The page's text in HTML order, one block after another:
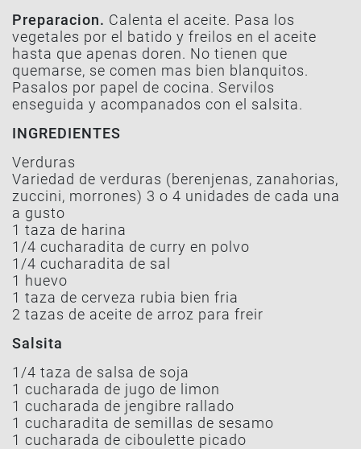
Preparacion. Calenta el aceite. Pasa los
vegetales por el batido y freilos en el aceite
hasta que apenas doren. No tienen que
quemarse, se comen mas bien blanquitos.
Pasalos por papel de cocina. Servilos
enseguida y acompanados con el salsita.
INGREDIENTES
Verduras
Variedad de verduras (berenjenas, zanahorias,
zuccini, morrones) 3 o 4 unidades de cada una
a gusto
1 taza de harina
1/4 cucharadita de curry en polvo
1/4 cucharadita de sal
1 huevo
1 taza de cerveza rubia bien fria
2 tazas de aceite de arroz para freir
Salsita
1/4 taza de salsa de soja
1 cucharada de jugo de limon
1 cucharada de jengibre rallado
1 cucharadita de semillas de sesamo
1 cucharada de ciboulette picado